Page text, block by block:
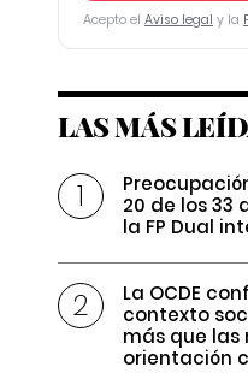
Acepto el Aviso legal y la
LAS MÁS
20 de los 33
la FP Dual
La OCDE
contexto
más que las
orientación